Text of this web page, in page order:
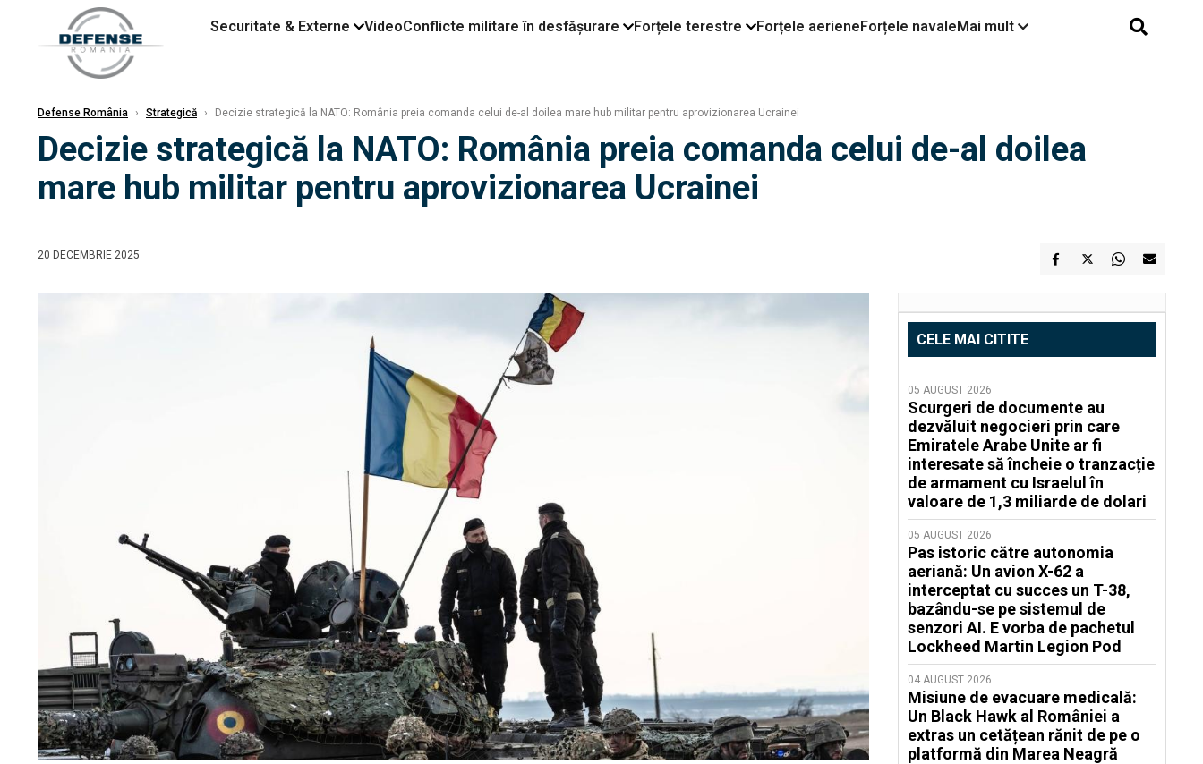
Securitate & Externe VideoConflicte militare în desfășurare Forțele terestre Forțele aerieneForțele navaleMai mult
Defense România › Strategică › Decizie strategică la NATO: România preia comanda celui de-al doilea mare hub militar pentru aprovizionarea Ucrainei
Decizie strategică la NATO: România preia comanda celui de-al doilea
mare hub militar pentru aprovizionarea Ucrainei
20 DECEMBRIE 2025
CELE MAI CITITE
05 AUGUST 2026
Scurgeri de documente au
dezvăluit negocieri prin care
Emiratele Arabe Unite ar fi
interesate să încheie o tranzacție
de armament cu Israelul în
valoare de 1,3 miliarde de dolari
05 AUGUST 2026
Pas istoric către autonomia
aeriană: Un avion X-62 a
interceptat cu succes un T-38,
bazându-se pe sistemul de
senzori AI. E vorba de pachetul
Lockheed Martin Legion Pod
04 AUGUST 2026
Misiune de evacuare medicală:
Un Black Hawk al României a
extras un cetățean rănit de pe o
platformă din Marea Neagră